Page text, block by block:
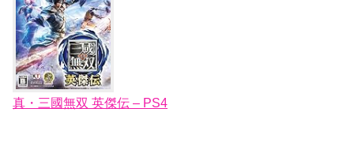
真・三國無双 英傑伝 – PS4